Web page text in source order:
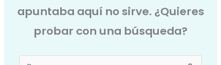
apuntaba aquí no sirve. ¿Quieres
probar con una búsqueda?